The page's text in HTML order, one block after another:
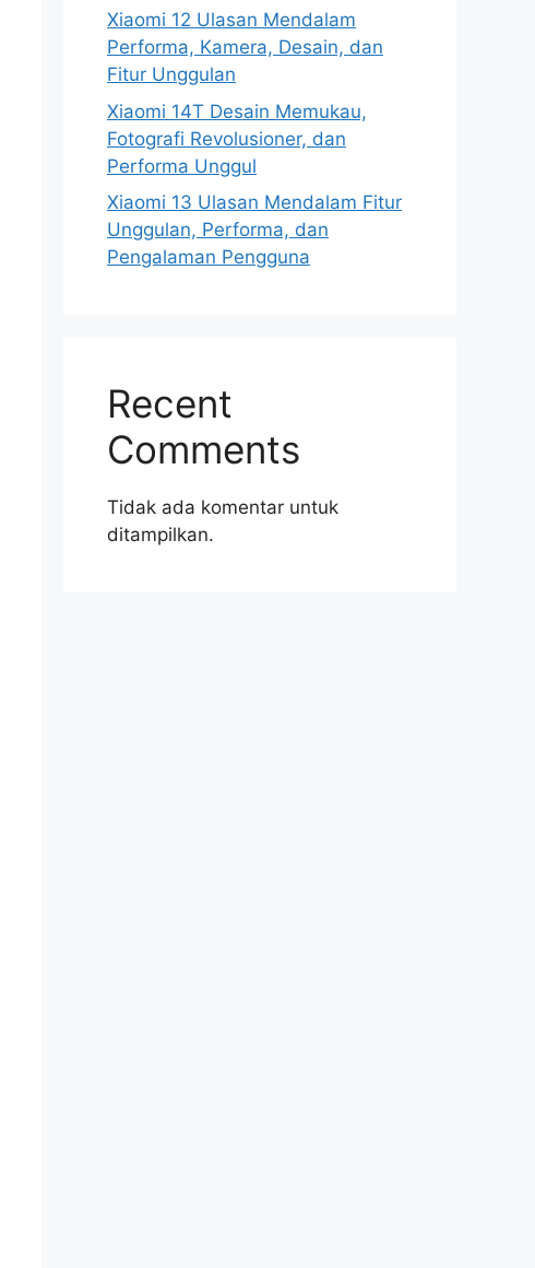
Xiaomi 12 Ulasan Mendalam
Performa, Kamera, Desain, dan
Fitur Unggulan
Xiaomi 14T Desain Memukau,
Fotografi Revolusioner, dan
Performa Unggul
Xiaomi 13 Ulasan Mendalam Fitur
Unggulan, Performa, dan
Pengalaman Pengguna
Recent
Comments
Tidak ada komentar untuk
ditampilkan.